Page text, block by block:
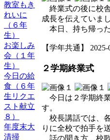
教室もき
れいに
（６年
生）
お楽しみ
会（１年
生）
今日の給
食（６年
生リクエ
スト献立
８）
年度末大
清掃
終業式の後に校
成長を伝えていま
本日、持ち帰っ
【学年共通】
２学期終業式
今日は２学期終
す。
校長講話では、
りに全校で拍手を
話の聞き方、校